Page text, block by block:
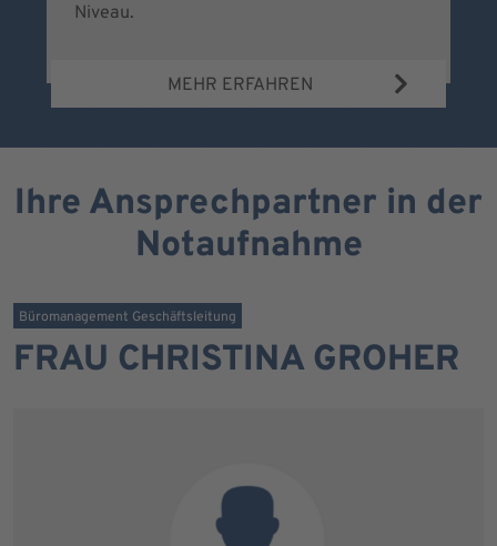
Niveau.
MEHR ERFAHREN
Ihre Ansprechpartner in der
Notaufnahme
Büromanagement Geschäftsleitung
FRAU CHRISTINA GROHER